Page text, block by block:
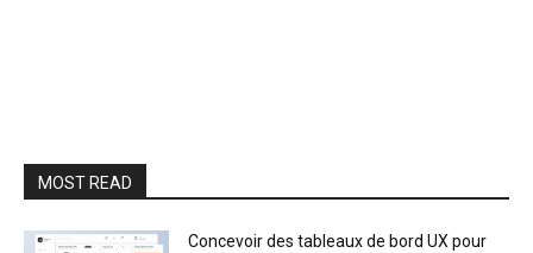
MOST READ
Concevoir des tableaux de bord UX pour